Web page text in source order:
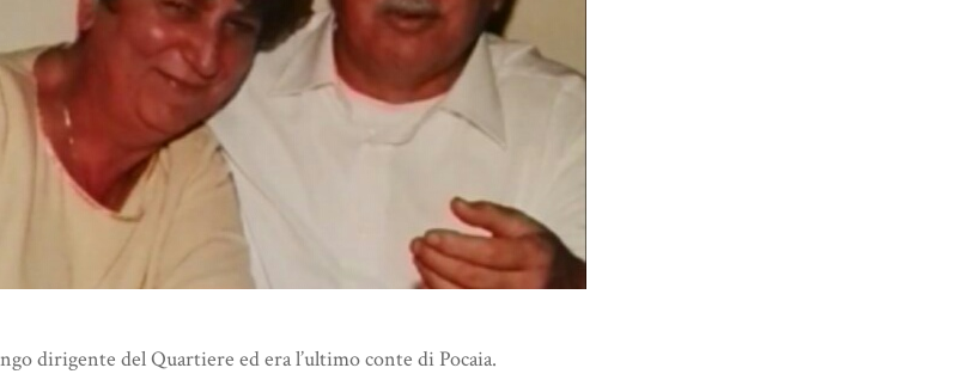
dirigente del Quartiere ed era l’ultimo conte di Pocaia.